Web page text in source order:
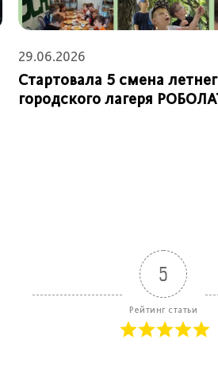
29.06.2026
Стартовала 5 смена
городского лагеря
5
Рейтинг статьи